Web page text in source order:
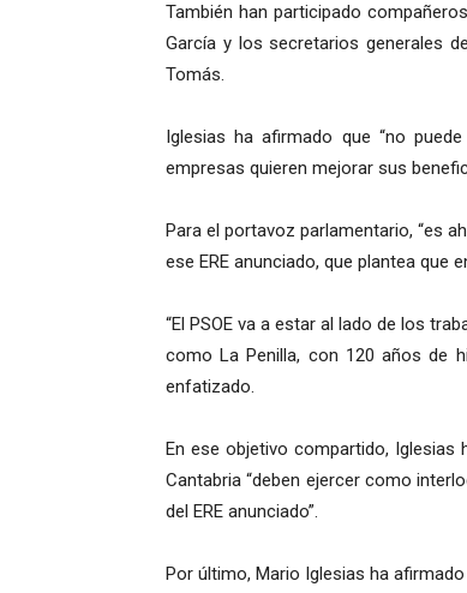
También han participado
García y los secretarios generales
Tomás.
Iglesias ha afirmado que “no
empresas quieren mejorar sus
Para el portavoz parlamentario, “es
ese ERE anunciado, que plantea que
“El PSOE va a estar al lado de los
como La Penilla, con 120 años de
enfatizado.
En ese objetivo compartido, Iglesias
Cantabria “deben ejercer como
del ERE anunciado”.
Por último, Mario Iglesias ha